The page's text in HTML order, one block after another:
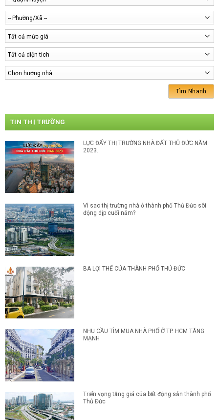
TIN THỊ TRƯỜNG
LỰC ĐẨY THỊ TRƯỜNG NHÀ ĐẤT THỦ ĐỨC NĂM
2023.
Vì sao thị trường nhà ở thành phố Thủ Đức sôi
động dịp cuối năm?
BA LỢI THẾ CỦA THÀNH PHỐ THỦ ĐỨC
NHU CẦU TÌM MUA NHÀ PHỐ Ở TP. HCM TĂNG
MẠNH
Triển vọng tăng giá của bất động sản thành phố
Thủ Đức